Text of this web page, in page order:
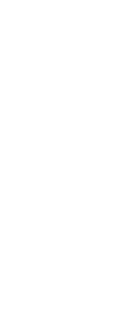
Dark Grey